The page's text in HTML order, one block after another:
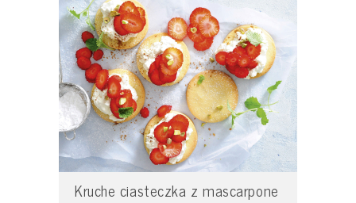
Kruche ciasteczka z mascarpone